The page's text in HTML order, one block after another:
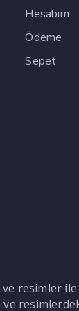
Hesabım
Ödeme
Sepet
resimler
ve